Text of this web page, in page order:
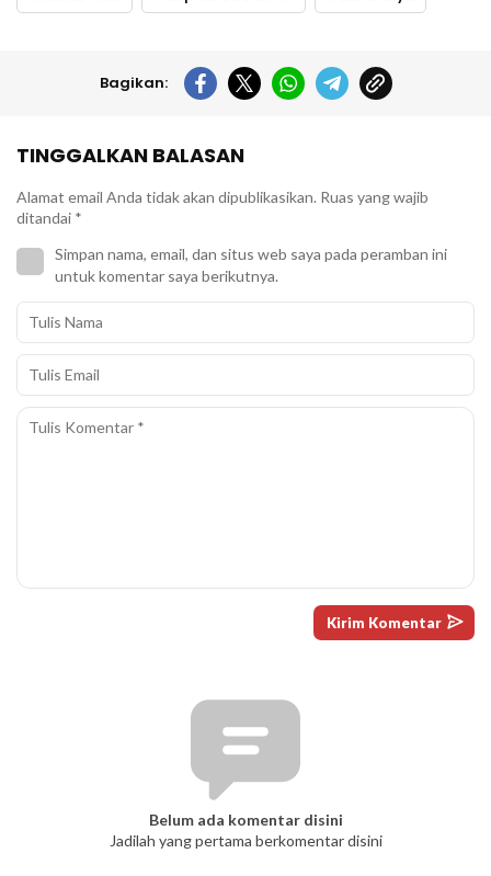
Bagikan:
TINGGALKAN BALASAN
Alamat email Anda tidak akan dipublikasikan. Ruas yang wajib
ditandai *
Simpan nama, email, dan situs web saya pada peramban ini
untuk komentar saya berikutnya.
Belum ada komentar disini
Jadilah yang pertama berkomentar disini